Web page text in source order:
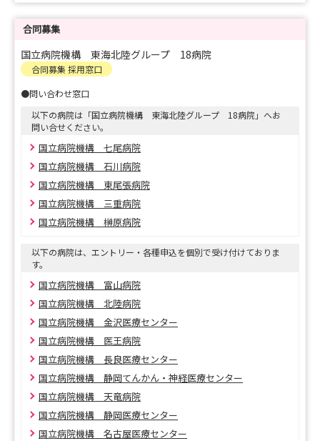
医王病院 ７月 ４日（土）
をご確認ください。
合同募集
国立病院機構 東海北陸グループ 18病院
合同募集 採用窓口
●問い合わせ窓口
以下の病院は「国立病院機構 東海北陸グループ 18病院」へお
問い合せください。
国立病院機構 七尾病院
国立病院機構 石川病院
国立病院機構 東尾張病院
国立病院機構 三重病院
国立病院機構 榊原病院
以下の病院は、エントリー・各種申込を個別で受け付けておりま
す。
国立病院機構 富山病院
国立病院機構 北陸病院
国立病院機構 金沢医療センター
国立病院機構 医王病院
国立病院機構 長良医療センター
国立病院機構 静岡てんかん・神経医療センター
国立病院機構 天竜病院
国立病院機構 静岡医療センター
国立病院機構 名古屋医療センター